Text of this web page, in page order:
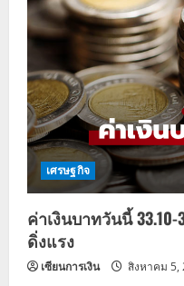
เศรษฐกิจ
ค่าเงินบาทวันนี้
ดิ่งแรง
เซียนการเงิน สิงหาคม 5,